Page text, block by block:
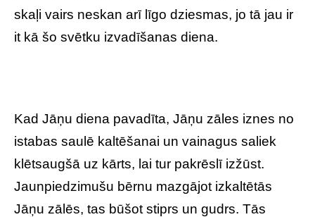
skaļi vairs neskan arī līgo dziesmas, jo tā jau ir
it kā šo svētku izvadīšanas diena.
Kad Jāņu diena pavadīta, Jāņu zāles iznes no
istabas saulē kaltēšanai un vainagus saliek
klētsaugšā uz kārts, lai tur pakrēslī izžūst.
Jaunpiedzimušu bērnu mazgājot izkaltētās
Jāņu zālēs, tas būšot stiprs un gudrs. Tās